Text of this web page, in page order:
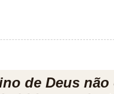
de Deus não